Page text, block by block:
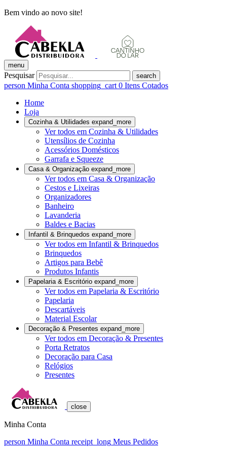
Bem vindo ao novo site!
menu
Pesquisar search
person Minha Conta shopping_cart 0 Itens Cotados
Home
Loja
Cozinha & Utilidades expand_more
Ver todos em Cozinha & Utilidades
Utensílios de Cozinha
Acessórios Domésticos
Garrafa e Squeeze
Casa & Organização expand_more
Ver todos em Casa & Organização
Cestos e Lixeiras
Organizadores
Banheiro
Lavanderia
Baldes e Bacias
Infantil & Brinquedos expand_more
Ver todos em Infantil & Brinquedos
Brinquedos
Artigos para Bebê
Produtos Infantis
Papelaria & Escritório expand_more
Ver todos em Papelaria & Escritório
Papelaria
Descartáveis
Material Escolar
Decoração & Presentes expand_more
Ver todos em Decoração & Presentes
Porta Retratos
Decoração para Casa
Relógios
Presentes
close
Minha Conta
person Minha Conta receipt_long Meus Pedidos